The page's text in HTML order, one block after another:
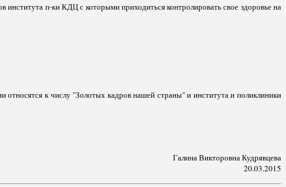
п-ки КДЦ с которыми приходиться контролировать свое здоровье на
к числу "Золотых кадров нашей страны" и института и поликлиники
Галина Викторовна Кудрявцева
20.03.2015